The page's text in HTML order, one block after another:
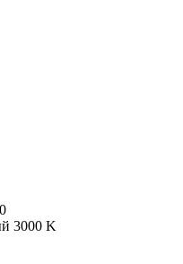
3000 K